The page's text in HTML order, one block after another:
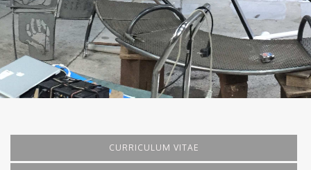
CURRICULUM VITAE